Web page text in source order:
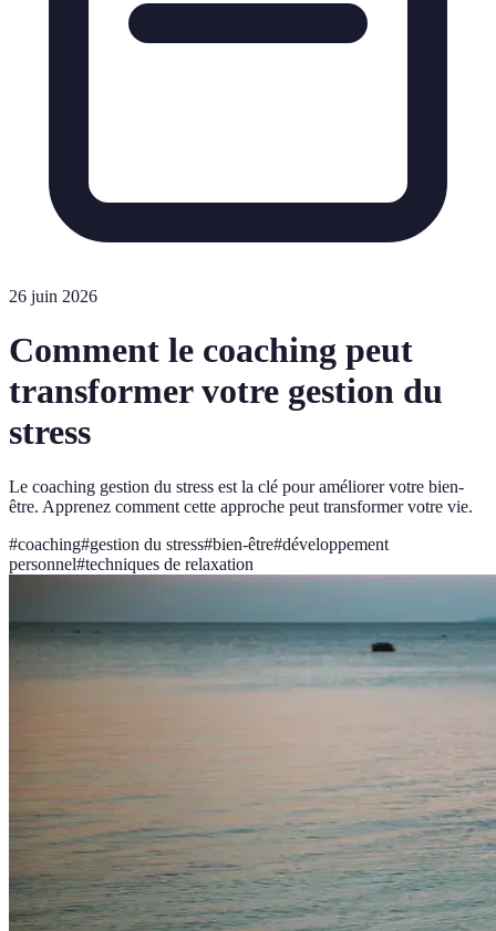
26 juin 2026
Comment le coaching peut
transformer votre gestion du
stress
Le coaching gestion du stress est la clé pour améliorer votre bien-
être. Apprenez comment cette approche peut transformer votre vie.
#coaching#gestion du stress#bien-être#développement
personnel#techniques de relaxation